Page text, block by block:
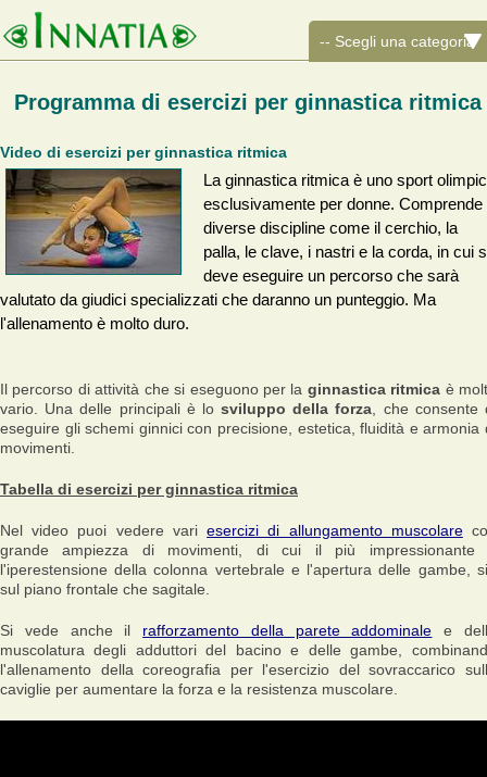
Programma di esercizi per ginnastica ritmica
Video di esercizi per ginnastica ritmica
La ginnastica ritmica è uno sport
esclusivamente per donne. Comprende
diverse discipline come il cerchio, la
palla, le clave, i nastri e la corda, in cui
deve eseguire un percorso che sarà
valutato da giudici specializzati che daranno un punteggio. Ma
l'allenamento è molto duro.
Il percorso di attività che si eseguono per la ginnastica ritmica è
vario. Una delle principali è losviluppo della forza , che consente
eseguire gli schemi ginnici con precisione, estetica, fluidità e armonia
movimenti.
Tabella di esercizi per ginnastica ritmica
Nel video puoi vedere variesercizi di allungamento muscolare
grande ampiezza di movimenti, di cui il più impressionante
l'iperestensione della colonna vertebrale e l'apertura delle gambe,
sul piano frontale che sagitale.
Si vede anche il rafforzamento della parete addominale e
muscolatura degli adduttori del bacino e delle gambe,
l'allenamento della coreografia per l'esercizio del sovraccarico
caviglie per aumentare la forza e la resistenza muscolare.